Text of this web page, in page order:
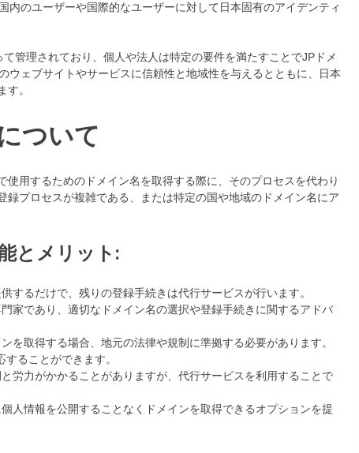
のユーザーや国際的なユーザーに対して日本固有のアイデンティ
管理されており、個人や法人は特定の要件を満たすことでJPドメ
ェブサイトやサービスに信頼性と地域性を与えるとともに、日本
。
ついて
用するためのドメイン名を取得する際に、そのプロセスを代わり
プロセスが複雑である、または特定の国や地域のドメイン名にア
とメリット:
するだけで、残りの登録手続きは代行サービスが行います。
家であり、適切なドメイン名の選択や登録手続きに関するアドバ
を取得する場合、地元の法律や規制に準拠する必要があります。
ることができます。
労力がかかることがありますが、代行サービスを利用することで
人情報を公開することなくドメインを取得できるオプションを提